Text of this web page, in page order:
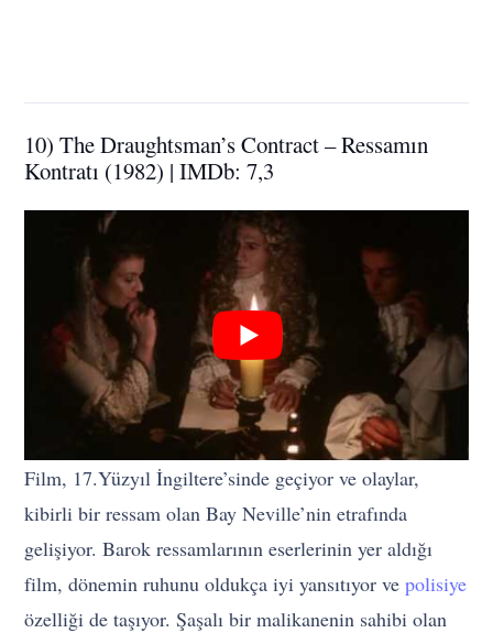
10) The Draughtsman’s Contract – Ressamın
Kontratı (1982) | IMDb: 7,3
Film, 17.Yüzyıl İngiltere’sinde geçiyor ve olaylar,
kibirli bir ressam olan Bay Neville’nin etrafında
gelişiyor. Barok ressamlarının eserlerinin yer aldığı
film, dönemin ruhunu oldukça iyi yansıtıyor vepolisiye
özelliği de taşıyor. Şaşalı bir malikanenin sahibi olan